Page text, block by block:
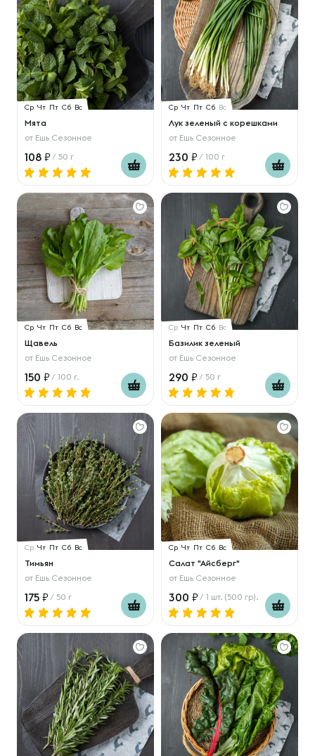
Ср Чт Пт Сб Вс
Мята
от Ешь Сезонное
108 / 50 г
Ср Чт Пт Сб Вс
Лук зеленый с корешками
от Ешь Сезонное
230 / 100 г
Ср Чт Пт Сб Вс
Щавель
от Ешь Сезонное
150 / 100 г.
Ср Чт Пт Сб Вс
Базилик зеленый
от Ешь Сезонное
290 / 50 г
Ср Чт Пт Сб Вс
Тимьян
от Ешь Сезонное
175 / 50 г
Ср Чт Пт Сб Вс
Салат "Айсберг"
от Ешь Сезонное
300 / 1 шт. (500 гр).